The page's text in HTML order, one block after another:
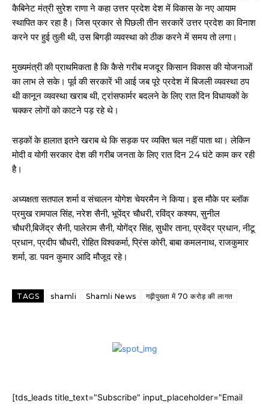
कैबिनेट मंत्री सुरेश राणा ने कहा उत्तर प्रदेश देश में विकास के नए आयाम
स्थापित कर रहा है। जिस प्रकार से पिछली तीन सरकारें उत्तर प्रदेश का विनाश
करने पर हुई तुली थी, उस बिगड़ी व्यवस्था को ठीक करने में समय तो लगा।
मुख्यमंत्री की प्राथमिकता है कि कैसे गरीब मजदूर किसान विकास की योजनाओं
का लाभ ले सके। पूर्व की सरकारें भी आई जब पूरे प्रदेश में बिजली व्यवस्था ठप
थी कानून व्यवस्था खराब थी, ट्रांसफार्मर बदलने के लिए रात दिन विधायकों के
चक्कर लोगों को काटने पड़ रहे थे।
सड़कों के हालात इतने खराब थे कि सड़क पर व्यक्ति चल नहीं पाता था। लेकिन
मोदी व योगी सरकार देश की गरीब जनता के लिए रात दिन 24 घंटे काम कर रही
है।
अध्यक्षता सतपाल शर्मा व संचालन योगेश चेयरमैन ने किया। इस मौके पर ब्लॉक
प्रमुख रामपाल सिंह, नरेश सैनी, भूपेंद्र चौधरी, रविंद्र कश्यप, सुनील
चौधरी,बिजेंद्र सैनी, पालेराम सैनी, योगेंद्र सिंह, सुधीर ताना, प्रवेंद्र प्रधान, नीटू
प्रधान, प्रदीप चौधरी, रोहित विश्वकर्मा, प्रिंस कोरी, बाबा कमलनाथ, राजकुमार
शर्मा, डा. पवन कुमार आदि मौजूद रहे।
TAGS shamli Shamli News गढ़ीपुख्ता में 70 करोड़ की लागत
[tds_leads title_text="Subscribe" input_placeholder="Email